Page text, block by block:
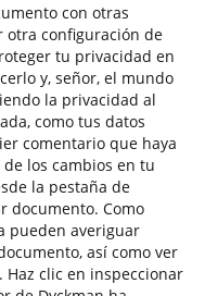
con otras
otra configuración de
tu privacidad en
y, señor, el mundo
la privacidad al
como tus datos
comentario que haya
los cambios en tu
la pestaña de
documento. Como
pueden averiguar
así como ver
clic en inspeccionar